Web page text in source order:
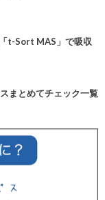
t-Sort MAS」で吸収
まとめてチェック一覧